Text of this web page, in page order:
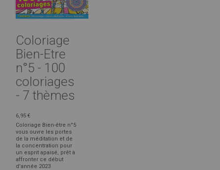
Coloriage
Bien-Etre
n°5 - 100
coloriages
- 7 thèmes
6,95 €
Coloriage Bien-être n°5
vous ouvre les portes
de la méditation et de
la concentration pour
un esprit apaisé, prêt à
affronter ce début
d'année 2023